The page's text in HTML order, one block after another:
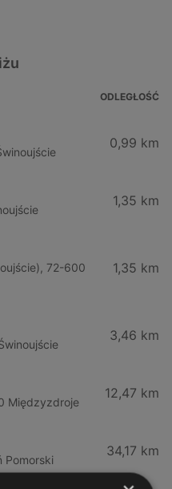
ODLEGŁOŚĆ
0,99 km
1,35 km
72-600
1,35 km
3,46 km
Międzyzdroje
12,47 km
Pomorski
34,17 km